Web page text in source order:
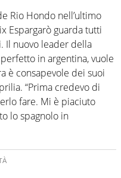
Rio Hondo nell’ultimo
Espargarò guarda tutti
Il nuovo leader della
in argentina, vuole
è consapevole dei suoi
“Prima credevo di
fare. Mi è piaciuto
lo spagnolo in